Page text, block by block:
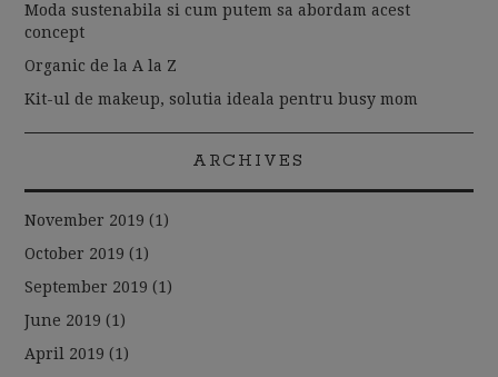
Moda sustenabila si cum putem sa abordam acest
concept
Organic de la A la Z
Kit-ul de makeup, solutia ideala pentru busy mom
ARCHIVES
November 2019 (1)
October 2019 (1)
September 2019 (1)
June 2019 (1)
April 2019 (1)